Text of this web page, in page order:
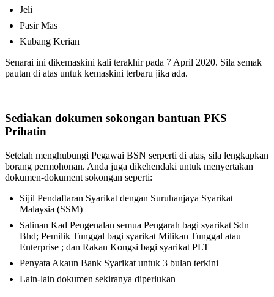
Jeli
Pasir Mas
Kubang Kerian
Senarai ini dikemaskini kali terakhir pada 7 April 2020. Sila semak
pautan di atas untuk kemaskini terbaru jika ada.
Sediakan dokumen sokongan bantuan PKS
Prihatin
Setelah menghubungi Pegawai BSN serperti di atas, sila lengkapkan
borang permohonan. Anda juga dikehendaki untuk menyertakan
dokumen-dokument sokongan seperti:
Sijil Pendaftaran Syarikat dengan Suruhanjaya Syarikat
Malaysia (SSM)
Salinan Kad Pengenalan semua Pengarah bagi syarikat Sdn
Bhd; Pemilik Tunggal bagi syarikat Milikan Tunggal atau
Enterprise ; dan Rakan Kongsi bagi syarikat PLT
Penyata Akaun Bank Syarikat untuk 3 bulan terkini
Lain-lain dokumen sekiranya diperlukan